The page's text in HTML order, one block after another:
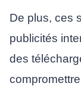
De plus, ces
publicités
des